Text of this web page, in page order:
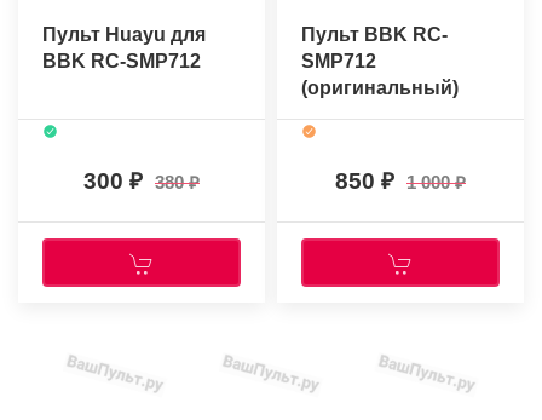
Пульт Huayu для
BBK RC-SMP712
300 380
Пульт BBK RC-
SMP712
(оригинальный)
850 1 000